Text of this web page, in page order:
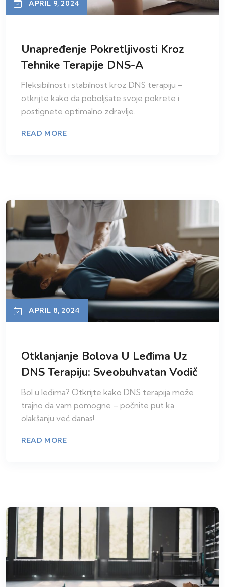
APRIL 9, 2024
Unapređenje Pokretljivosti Kroz
Tehnike Terapije DNS-A
Fleksibilnost i stabilnost kroz DNS terapiju –
otkrijte kako da poboljšate svoje pokrete i
postignete optimalno zdravlje.
READ MORE
APRIL 8, 2024
Otklanjanje Bolova U Leđima Uz
DNS Terapiju: Sveobuhvatan Vodič
Bol u leđima? Otkrijte kako DNS terapija može
trajno da vam pomogne – počnite put ka
olakšanju već danas!
READ MORE